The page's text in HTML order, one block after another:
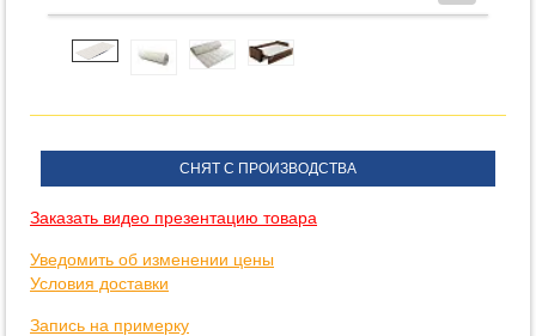
СНЯТ С ПРОИЗВОДСТВА
Заказать видео презентацию товара
Уведомить об изменении цены
Условия доставки
Запись на примерку